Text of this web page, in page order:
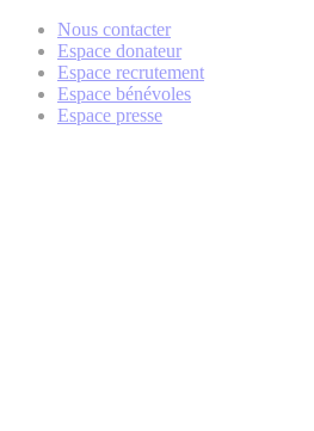
Nous contacter
Espace donateur
Espace recrutement
Espace bénévoles
Espace presse